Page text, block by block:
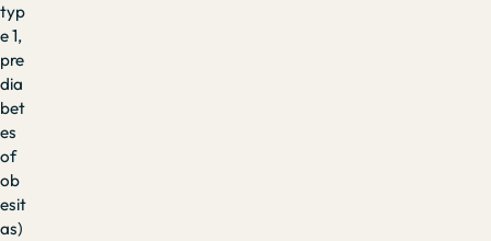
typ
e 1,
pre
dia
bet
es
of
ob
esit
as)